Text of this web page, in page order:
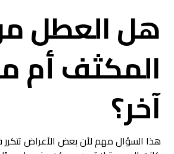
هل العطل
المكثف أم
آخر؟
هذا السؤال مهم لأن بعض الأعراض